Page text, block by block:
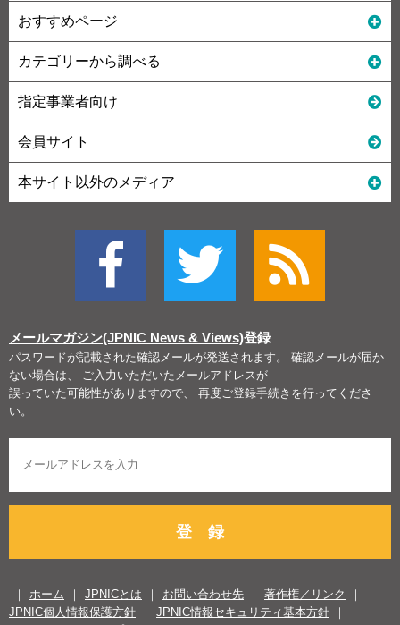
おすすめページ
カテゴリーから調べる
指定事業者向け
会員サイト
本サイト以外のメディア
メールマガジン(JPNIC News & Views)登録
パスワードが記載された確認メールが発送されます。 確認メールが届か
ない場合は、 ご入力いただいたメールアドレスが
誤っていた可能性がありますので、 再度ご登録手続きを行ってくださ
い。
登 録
ホーム JPNICとは お問い合わせ先
著作権／リンク
JPNIC個人情報保護方針
JPNIC情報セキュリティ基本方針